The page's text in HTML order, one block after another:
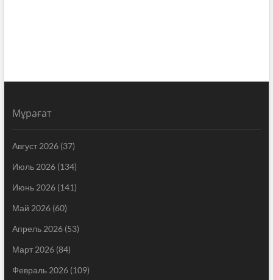
Мұрағат
Август 2026(37)
Июль 2026(134)
Июнь 2026(141)
Май 2026(60)
Апрель 2026(53)
Март 2026(84)
Февраль 2026(109)